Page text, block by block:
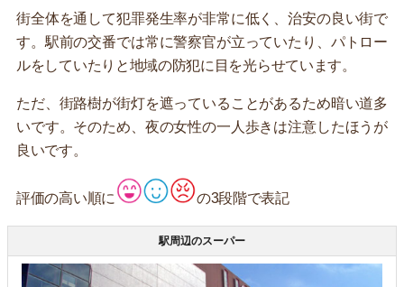
街全体を通して犯罪発生率が非常に低く、治安の良い街で
す。駅前の交番では常に警察官が立っていたり、パトロー
ルをしていたりと地域の防犯に目を光らせています。
ただ、街路樹が街灯を遮っていることがあるため暗い道多
いです。そのため、夜の女性の一人歩きは注意したほうが
良いです。
評価の高い順に の3段階で表記
駅周辺のスーパー